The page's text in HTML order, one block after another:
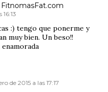
:) tengo que ponerme y
muy bien. Un beso!!
de 2015 a las 17:17